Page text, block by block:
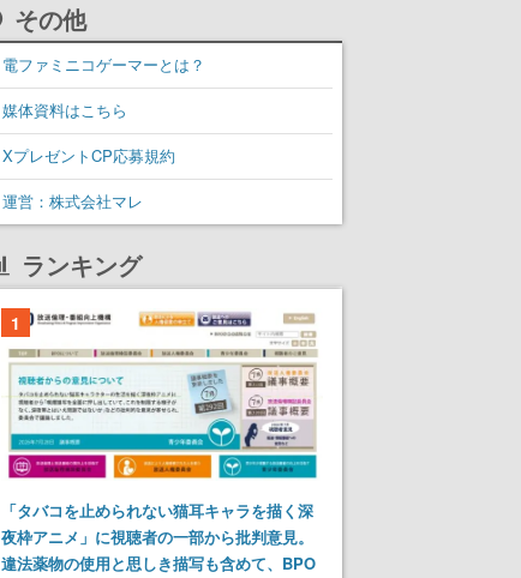
その他
電ファミニコゲーマーとは？
媒体資料はこちら
XプレゼントCP応募規約
運営：株式会社マレ
ランキング
1
「タバコを止められない猫耳キャラを描く深
夜枠アニメ」に視聴者の一部から批判意見。
違法薬物の使用と思しき描写も含めて、BPO